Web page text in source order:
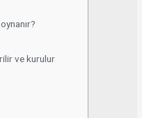
ve kurulur